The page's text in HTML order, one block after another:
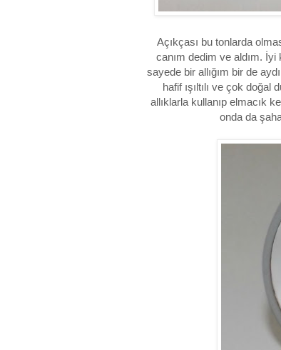
Açıkçası bu tonlarda
canım dedim ve aldım.
sayede bir allığım bir de
hafif ışıltılı ve çok doğal
allıklarla kullanıp elmacık
onda da